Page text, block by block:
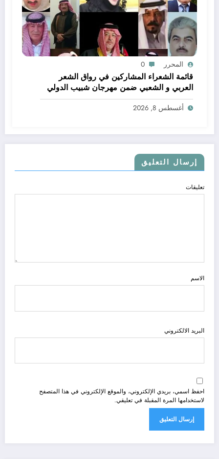
المحرر 0
قائمة الشعراء المشاركين في رواق الشعر
العربي و الشعبي ضمن مهرجان شبيب الدولي
للثقافة و الفنون
أغسطس 8, 2026
إرسال التعليق
تعليقات
الاسم
البريد الالكتروني
احفظ اسمي، بريدي الإلكتروني، والموقع الإلكتروني في هذا المتصفح
لاستخدامها المرة المقبلة في تعليقي.